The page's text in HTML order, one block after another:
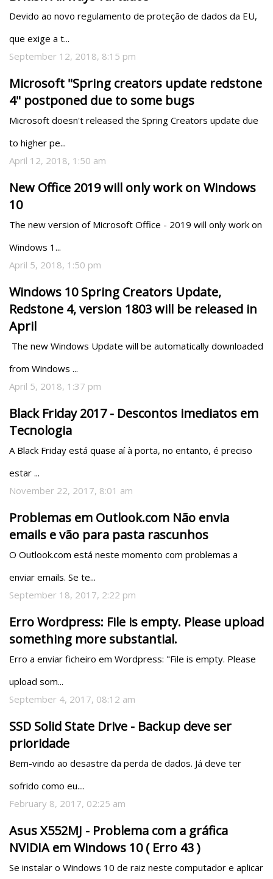
Devido ao novo regulamento de proteção de dados da EU,
que exige a t...
September 12, 2018, 8:15 pm
Microsoft "Spring creators update redstone
4" postponed due to some bugs
Microsoft doesn't released the Spring Creators update due
to higher pe...
April 12, 2018, 1:50 am
New Office 2019 will only work on Windows
10
The new version of Microsoft Office - 2019 will only work on
Windows 1...
April 5, 2018, 1:50 pm
Windows 10 Spring Creators Update,
Redstone 4, version 1803 will be released in
April
from Windows ...
April 5, 2018, 1:37 pm
Black Friday 2017 - Descontos imediatos em
Tecnologia
A Black Friday está quase aí à porta, no entanto, é preciso
estar ...
November 22, 2017, 8:01 am
Problemas em Outlook.com Não envia
emails e vão para pasta rascunhos
O Outlook.com está neste momento com problemas a
enviar emails. Se te...
September 18, 2017, 2:22 pm
Erro Wordpress: File is empty. Please upload
something more substantial.
Erro a enviar ficheiro em Wordpress: "File is empty. Please
upload som...
September 4, 2017, 08:12 am
SSD Solid State Drive - Backup deve ser
prioridade
Bem-vindo ao desastre da perda de dados. Já deve ter
sofrido como eu....
February 8, 2017, 02:25 am
Asus X552MJ - Problema com a gráfica
NVIDIA em Windows 10 ( Erro 43 )
Se instalar o Windows 10 de raiz neste computador e aplicar